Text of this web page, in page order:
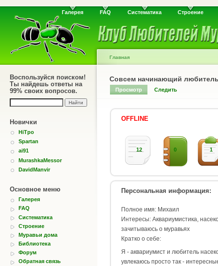
Галерея FAQ Систематика Строение
Воспользуйся поиском!
Ты найдешь ответы на
99% своих вопросов.
Новички
HiTpo
Spartan
ai91
MurashkaMessor
DavidManvir
Основное меню
Галерея
FAQ
Систематика
Строение
Муравьи дома
Библиотека
Форум
Обратная связь
Главная
Совсем начинающий
Просмотр Следить
OFFLINE
12 0 1
Персональная информация:
Полное имя: Михаил
Интересы: Аквариумистика,
зачитываюсь о муравьях
Кратко о себе:
Я - аквариумист и любитель
увлекаюсь просто так -